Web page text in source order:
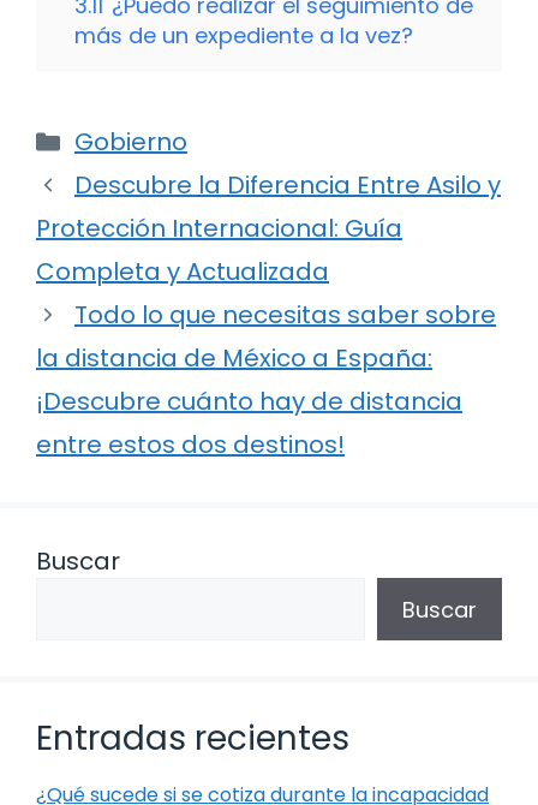
más de un expediente a la vez?
Categorías
Gobierno
Descubre la Diferencia Entre Asilo y
Protección Internacional: Guía
Completa y Actualizada
Todo lo que necesitas saber sobre
la distancia de México a España:
¡Descubre cuánto hay de distancia
entre estos dos destinos!
Buscar
Buscar
Entradas recientes
¿Qué sucede si se cotiza durante la incapacidad